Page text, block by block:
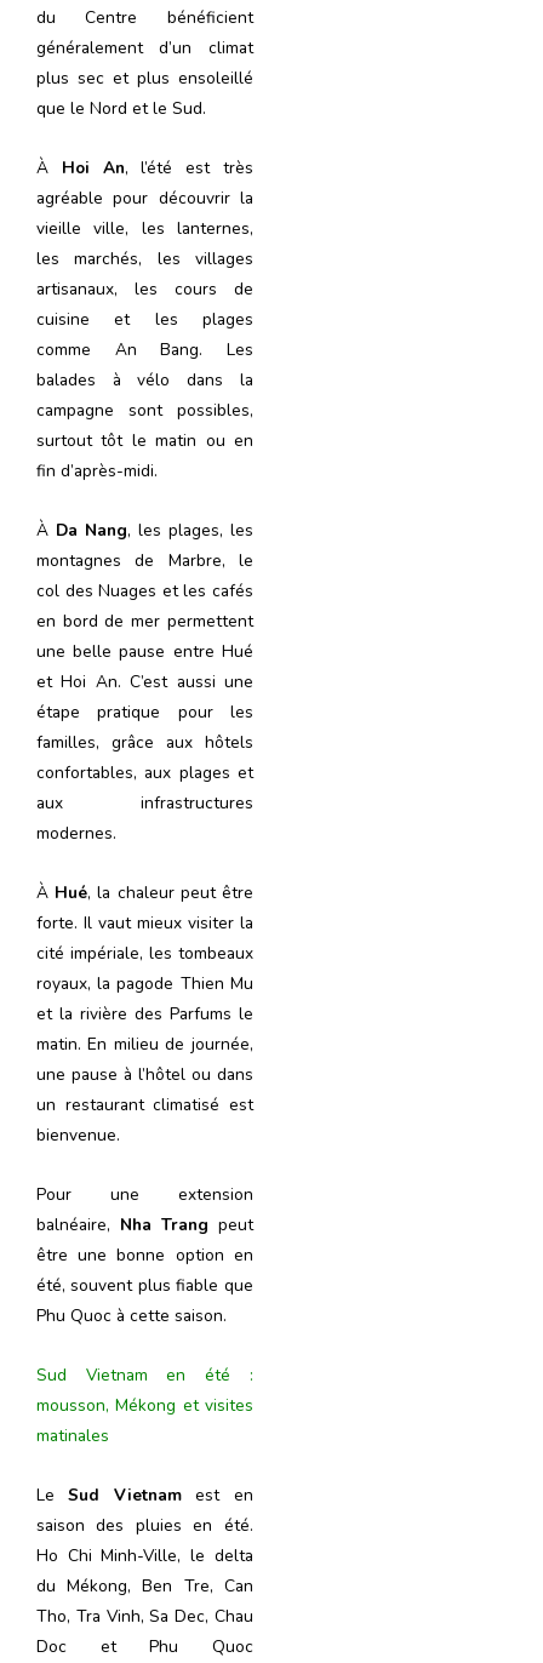
du Centre bénéficient
généralement d’un climat
plus sec et plus ensoleillé
que le Nord et le Sud.
À Hoi An, l’été est très
agréable pour découvrir la
vieille ville, les lanternes,
les marchés, les villages
artisanaux, les cours de
cuisine et les plages
comme An Bang. Les
balades à vélo dans la
campagne sont possibles,
surtout tôt le matin ou en
fin d’après-midi.
À Da Nang, les plages, les
montagnes de Marbre, le
col des Nuages et les cafés
en bord de mer permettent
une belle pause entre Hué
et Hoi An. C’est aussi une
étape pratique pour les
familles, grâce aux hôtels
confortables, aux plages et
aux infrastructures
modernes.
À Hué, la chaleur peut être
forte. Il vaut mieux visiter la
cité impériale, les tombeaux
royaux, la pagode Thien Mu
et la rivière des Parfums le
matin. En milieu de journée,
une pause à l’hôtel ou dans
un restaurant climatisé est
bienvenue.
Pour une extension
balnéaire, Nha Trang peut
être une bonne option en
été, souvent plus fiable que
Phu Quoc à cette saison.
Sud Vietnam en été :
mousson, Mékong et visites
matinales
LeSud Vietnamest en
saison des pluies en été.
Ho Chi Minh-Ville, le delta
du Mékong, Ben Tre, Can
Tho, Tra Vinh, Sa Dec, Chau
Doc et Phu Quoc